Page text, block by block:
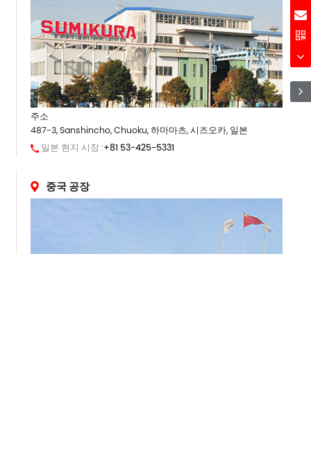
주소
487-3, Sanshincho, Chuoku, 하마마츠, 시즈오카, 일본
일본 현지 시장 :+81 53-425-5331
중국 공장